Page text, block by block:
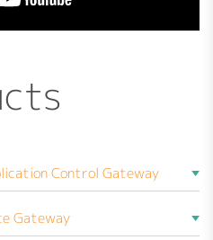
Control Gateway
スを保証し、低いTCOでビジ
ーション・パフォーマンスを
Gateway